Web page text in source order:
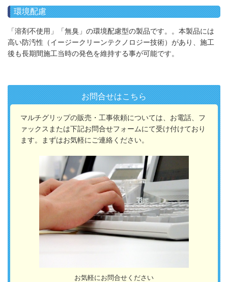
環境配慮
「溶剤不使用」「無臭」の環境配慮型の製品です。。本製品には
高い防汚性（イージークリーンテクノロジー技術）があり、施工
後も長期間施工当時の発色を維持する事が可能です。
お問合せはこちら
マルチグリップの販売・工事依頼については、お電話、フ
ァックスまたは下記お問合せフォームにて受け付けており
ます。まずはお気軽にご連絡ください。
お気軽にお問合せください